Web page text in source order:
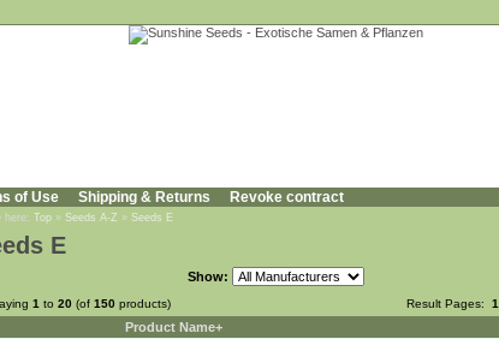
of Use Shipping & Returns Revoke contract
here: Top » Seeds A-Z » Seeds E
E
Show:
1 to 20 (of 150 products) Result Pages: 1
Product Name+